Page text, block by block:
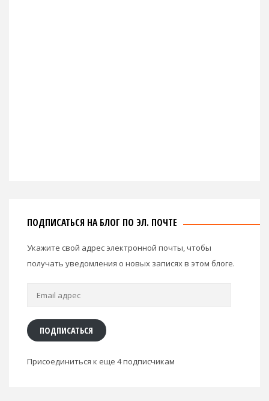
ПОДПИСАТЬСЯ НА БЛОГ ПО ЭЛ. ПОЧТЕ
Укажите свой адрес электронной почты, чтобы
получать уведомления о новых записях в этом блоге.
Email
ПОДПИСАТЬСЯ
Присоединиться к еще 4 подписчикам